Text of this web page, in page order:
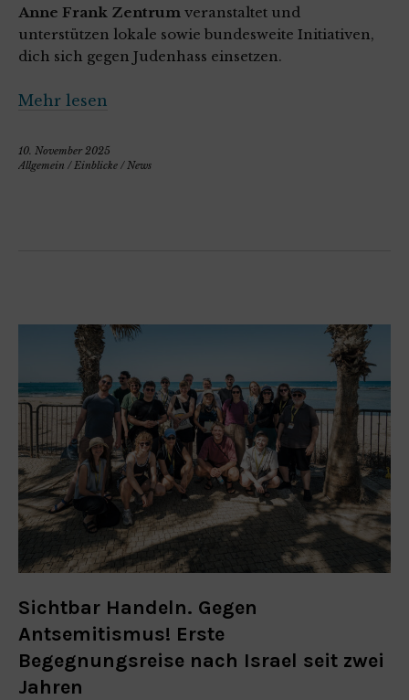
Anne Frank Zentrum veranstaltet und
unterstützen lokale sowie bundesweite Initiativen,
dich sich gegen Judenhass einsetzen.
Mehr lesen
10. November 2025
Allgemein / Einblicke / News
Sichtbar Handeln. Gegen
Antsemitismus! Erste
Begegnungsreise nach Israel seit zwei
Jahren